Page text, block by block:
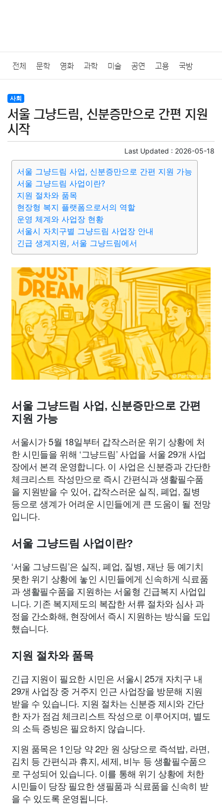
전체 문학 영화 과학 미술 공연 고용 국방
법률
질병 가요 방송 일상 주식 암호화폐 블록체인
미용 증권 인테리어
요리 상품리뷰 원예 금융 게임 스포츠 사진
대출 자동차 취미 여행 맛집
종교 사회 정치 건강 의료 의학
부동산 외국어 교육 교통 생활 기타
사회
서울 그냥드림, 신분증만으로 간편 지원
시작
Last Updated : 2026-05-18
서울 그냥드림 사업, 신분증만으로 간편 지원 가능
서울 그냥드림 사업이란?
지원 절차와 품목
현장형 복지 플랫폼으로서의 역할
운영 체계와 사업장 현황
서울시 자치구별 그냥드림 사업장 안내
긴급 생계지원, 서울 그냥드림에서
서울 그냥드림 사업, 신분증만으로 간편
지원 가능
서울시가 5월 18일부터 갑작스러운 위기 상황에 처
한 시민들을 위해 ‘그냥드림’ 사업을 서울 29개 사업
장에서 본격 운영합니다. 이 사업은 신분증과 간단한
체크리스트 작성만으로 즉시 간편식과 생활필수품
을 지원받을 수 있어, 갑작스러운 실직, 폐업, 질병
등으로 생계가 어려운 시민들에게 큰 도움이 될 전망
입니다.
서울 그냥드림 사업이란?
‘서울 그냥드림’은 실직, 폐업, 질병, 재난 등 예기치
못한 위기 상황에 놓인 시민들에게 신속하게 식료품
과 생활필수품을 지원하는 서울형 긴급복지 사업입
니다. 기존 복지제도의 복잡한 서류 절차와 심사 과
정을 간소화해, 현장에서 즉시 지원하는 방식을 도입
했습니다.
지원 절차와 품목
긴급 지원이 필요한 시민은 서울시 25개 자치구 내
29개 사업장 중 거주지 인근 사업장을 방문해 지원
받을 수 있습니다. 지원 절차는 신분증 제시와 간단
한 자가 점검 체크리스트 작성으로 이루어지며, 별도
의 소득 증빙은 필요하지 않습니다.
지원 품목은 1인당 약 2만 원 상당으로 즉석밥, 라면,
김치 등 간편식과 휴지, 세제, 비누 등 생활필수품으
로 구성되어 있습니다. 이를 통해 위기 상황에 처한
시민들이 당장 필요한 생필품과 식료품을 신속히 받
을 수 있도록 운영됩니다.